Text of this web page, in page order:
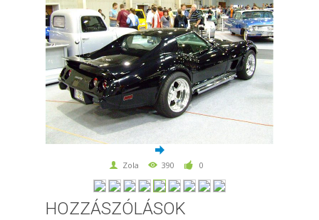
Zola 390 0
HOZZÁSZÓLÁSOK